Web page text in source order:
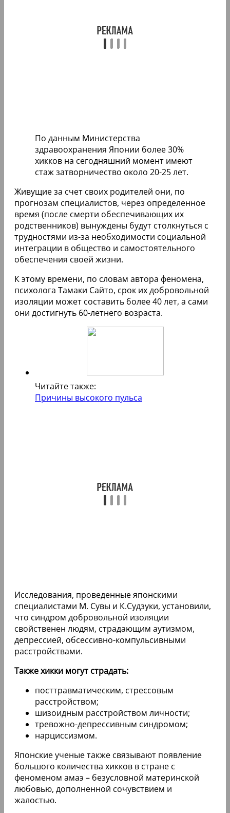
По данным Министерства
здравоохранения Японии более 30%
хикков на сегодняшний момент имеют
стаж затворничество около 20-25 лет.
Живущие за счет своих родителей они, по
прогнозам специалистов, через определенное
время (после смерти обеспечивающих их
родственников) вынуждены будут столкнуться с
трудностями из-за необходимости социальной
интеграции в общество и самостоятельного
обеспечения своей жизни.
К этому времени, по словам автора феномена,
психолога Тамаки Сайто, срок их добровольной
изоляции может составить более 40 лет, а сами
они достигнуть 60-летнего возраста.
Читайте также:
Причины высокого пульса
Исследования, проведенные японскими
специалистами М. Сувы и К.Судзуки, установили,
что синдром добровольной изоляции
свойственен людям, страдающим аутизмом,
депрессией, обсессивно-компульсивными
расстройствами.
Также хикки могут страдать:
посттравматическим, стрессовым
расстройством;
шизоидным расстройством личности;
тревожно-депрессивным синдромом;
нарциссизмом.
Японские ученые также связывают появление
большого количества хикков в стране с
феноменом амаэ – безусловной материнской
любовью, дополненной сочувствием и
жалостью.